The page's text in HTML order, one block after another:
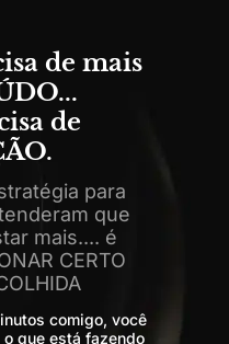
de mais
de
para
que
mais.... é
CERTO
comigo, você
que está fazendo